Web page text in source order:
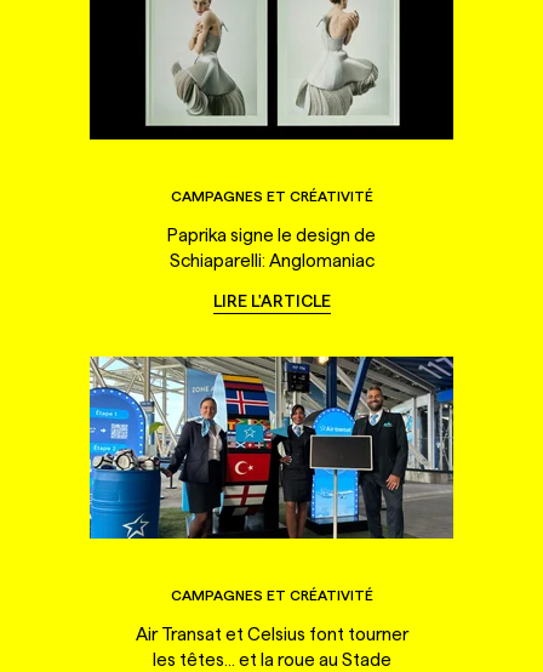
CAMPAGNES ET CRÉATIVITÉ
Paprika signe le design de
Schiaparelli: Anglomaniac
LIRE L'ARTICLE
CAMPAGNES ET CRÉATIVITÉ
Air Transat et Celsius font tourner
les têtes... et la roue au Stade